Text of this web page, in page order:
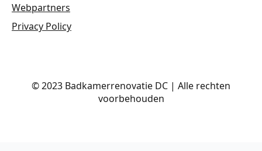
Webpartners
Privacy Policy
© 2023 Badkamerrenovatie DC | Alle rechten
voorbehouden